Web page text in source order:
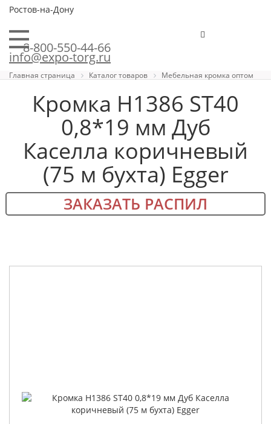
Ростов-на-Дону
8-800-550-44-66
info@expo-torg.ru
Главная страница Каталог товаров Мебельная кромка оптом
Кромка H1386 ST40
0,8*19 мм Дуб
Каселла коричневый
(75 м бухта) Egger
ЗАКАЗАТЬ РАСПИЛ